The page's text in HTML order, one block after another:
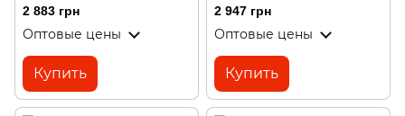
2 883 грн
Оптовые цены
Купить
2 947 грн
Оптовые цены
Купить